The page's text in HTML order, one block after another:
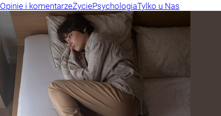
Opinie i komentarzeŻyciePsychologiaTylko u Nas